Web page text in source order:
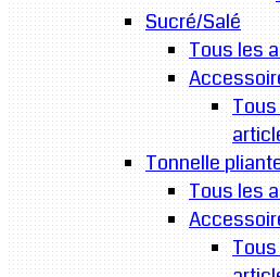
Sucré/Salé
Tous les
Tonnelle
Tous les